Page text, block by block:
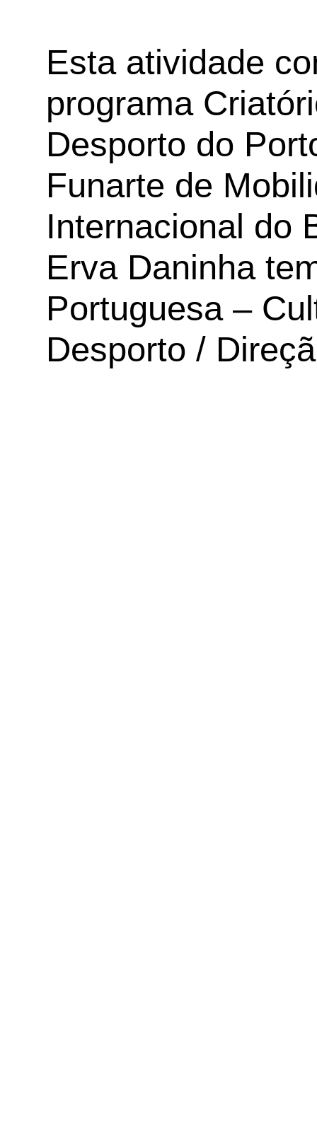
Esta atividade
programa
Desporto do
Funarte de
Internacional do
Erva Daninha
Portuguesa –
Desporto /